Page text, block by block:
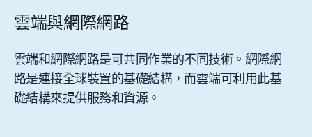
雲端與網際網路
雲端和網際網路是可共同作業的不同技術。網際網
路是連接全球裝置的基礎結構，而雲端可利用此基
礎結構來提供服務和資源。